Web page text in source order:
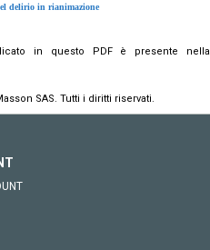
delirio in rianimazione
in questo PDF è presente
SAS. Tutti i diritti riservati.